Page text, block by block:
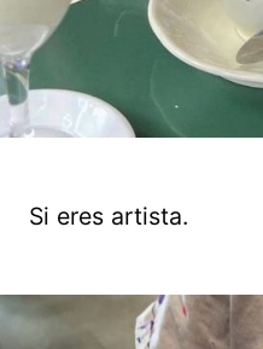
Si eres artista.